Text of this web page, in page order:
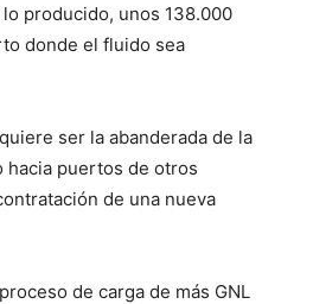
producido, unos 138.000
donde el fluido sea
ser la abanderada de la
hacia puertos de otros
de una nueva
de carga de más GNL